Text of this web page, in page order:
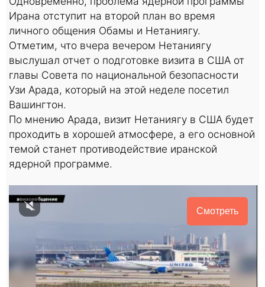
Ирана отступит на второй план во время
личного общения Обамы и Нетаниягу.
Отметим, что вчера вечером Нетаниягу
выслушал отчет о подготовке визита в США от
главы Совета по национальной безопасности
Узи Арада, который на этой неделе посетил
Вашингтон.
По мнению Арада, визит Нетаниягу в США будет
проходить в хорошей атмосфере, а его основной
темой станет противодействие иранской
ядерной программе.
Смотреть